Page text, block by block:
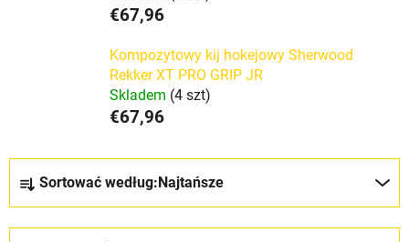
€67,96
Kompozytowy kij hokejowy Sherwood
Rekker XT PRO GRIP JR
Skladem (4 szt)
€67,96
o
Sortować według: Najtańsze